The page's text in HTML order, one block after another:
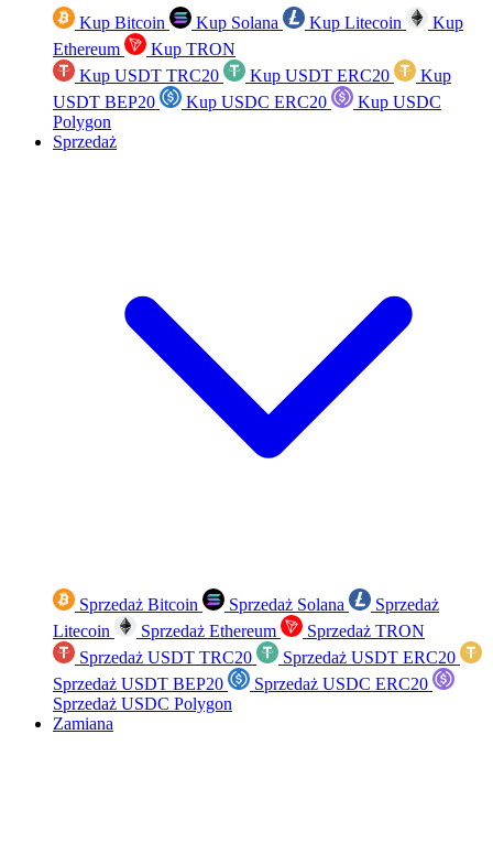
Kup Bitcoin Kup Solana Kup Litecoin
Kup
Ethereum
Kup TRON
Kup USDT TRC20
Kup USDT ERC20
Kup
USDT BEP20
Kup USDC ERC20
Kup USDC
Polygon
Sprzedaż
Sprzedaż Bitcoin Sprzedaż Solana
Sprzedaż
Litecoin
Sprzedaż Ethereum
Sprzedaż TRON
Sprzedaż USDT TRC20
Sprzedaż USDT ERC20
Sprzedaż USDT BEP20
Sprzedaż USDC ERC20
Sprzedaż USDC Polygon
Zamiana